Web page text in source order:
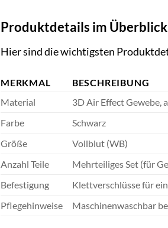
Produktdetails im Überblick
Hier sind die wichtigsten
MERKMAL
BESCHREIBUNG
Material
3D Air Effect Gewebe,
Farbe
Schwarz
Größe
Vollblut (WB)
Anzahl Teile
Mehrteiliges Set (für
Befestigung
Klettverschlüsse für
Pflegehinweise
Maschinenwaschbar